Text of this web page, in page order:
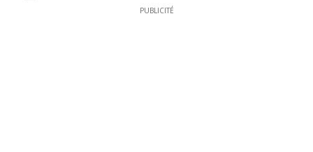
PUBLICITÉ